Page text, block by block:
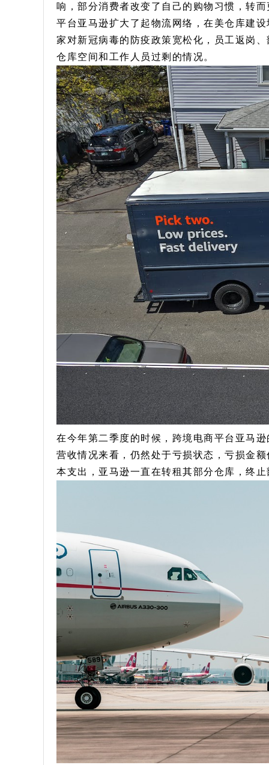
响，部分消费者改变了自己的购物习惯，转
平台亚马逊扩大了起物流网络，在美仓库建
家对新冠病毒的防疫政策宽松化，员工返岗
仓库空间和工作人员过剩的情况。
在今年第二季度的时候，跨境电商平台亚马
营收情况来看，仍然处于亏损状态，亏损金
本支出，亚马逊一直在转租其部分仓库，终